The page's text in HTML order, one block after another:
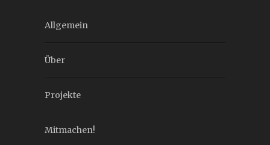
Allgemein
Über
Projekte
Mitmachen!